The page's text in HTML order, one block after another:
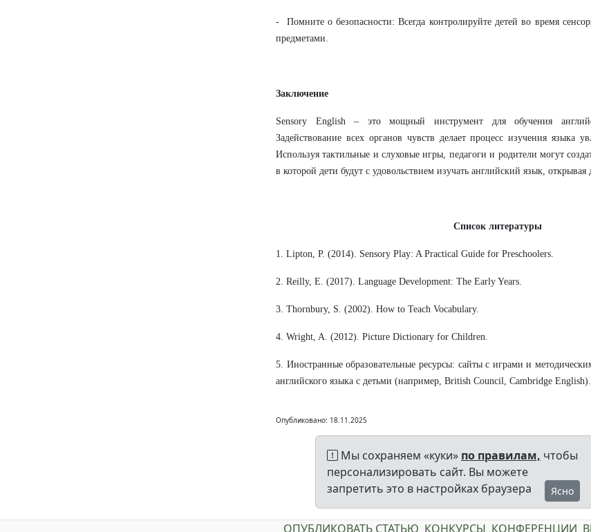
- Помните о безопасности: Всегда контролируйте детей во время
предметами.
Заключение
Sensory English – это мощный инструмент для обучения
Задействование всех органов чувств делает процесс изучения языка
Используя тактильные и слуховые игры, педагоги и родители могут
в которой дети будут с удовольствием изучать английский язык,
Список литературы
1. Lipton, P. (2014). Sensory Play: A Practical Guide for Preschoolers.
2. Reilly, E. (2017). Language Development: The Early Years.
3. Thornbury, S. (2002). How to Teach Vocabulary.
4. Wright, A. (2012). Picture Dictionary for Children.
5. Иностранные образовательные ресурсы: сайты с играми и
английского языка с детьми (например, British Council, Cambridge English).
Опубликовано: 18.11.2025
Мы сохраняем «куки» по правилам, чтобы
персонализировать сайт. Вы можете
запретить это в настройках браузера
Ясно
ОПУБЛИКОВАТЬ СТАТЬЮ КОНКУРСЫ КОНФЕРЕНЦИИ